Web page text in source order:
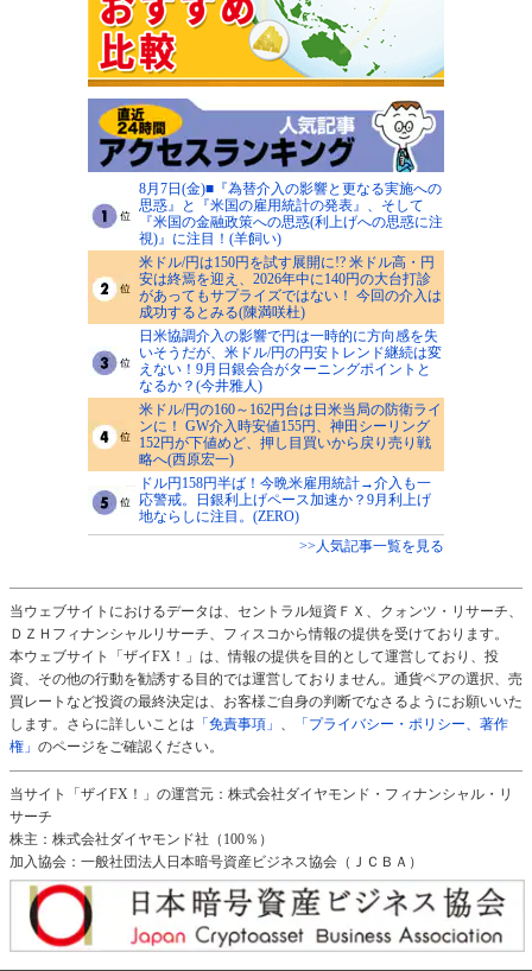
8月7日(金)■『為替介入の影響と更なる実施への
思惑』と『米国の雇用統計の発表』、そして
『米国の金融政策への思惑(利上げへの思惑に注
視)』に注目！(羊飼い)
米ドル/円は150円を試す展開に!? 米ドル高・円
安は終焉を迎え、2026年中に140円の大台打診
があってもサプライズではない！ 今回の介入は
成功するとみる(陳満咲杜)
日米協調介入の影響で円は一時的に方向感を失
いそうだが、米ドル/円の円安トレンド継続は変
えない！9月日銀会合がターニングポイントと
なるか？(今井雅人)
米ドル/円の160～162円台は日米当局の防衛ライ
ンに！ GW介入時安値155円、神田シーリング
152円が下値めど、押し目買いから戻り売り戦
略へ(西原宏一)
ドル円158円半ば！今晩米雇用統計→介入も一
応警戒。日銀利上げペース加速か？9月利上げ
地ならしに注目。(ZERO)
>>人気記事一覧を見る
当ウェブサイトにおけるデータは、セントラル短資ＦＸ、クォンツ・リサーチ、
ＤＺＨフィナンシャルリサーチ、フィスコから情報の提供を受けております。
本ウェブサイト「ザイFX！」は、情報の提供を目的として運営しており、投
資、その他の行動を勧誘する目的では運営しておりません。通貨ペアの選択、売
買レートなど投資の最終決定は、お客様ご自身の判断でなさるようにお願いいた
します。さらに詳しいことは 「免責事項」 、
「プライバシー・ポリシー、著作
権」 のページをご確認ください。
当サイト「ザイFX！」の運営元：株式会社ダイヤモンド・フィナンシャル・リ
サーチ
株主：株式会社ダイヤモンド社（100％）
加入協会：一般社団法人日本暗号資産ビジネス協会（ＪＣＢＡ）